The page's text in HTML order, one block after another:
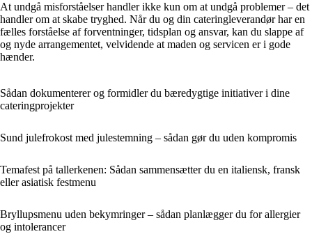
At undgå misforståelser handler ikke kun om at undgå problemer – det
handler om at skabe tryghed. Når du og din cateringleverandør har en
fælles forståelse af forventninger, tidsplan og ansvar, kan du slappe af
og nyde arrangementet, velvidende at maden og servicen er i gode
hænder.
Sådan dokumenterer og formidler du bæredygtige initiativer i dine
cateringprojekter
Sund julefrokost med julestemning – sådan gør du uden kompromis
Temafest på tallerkenen: Sådan sammensætter du en italiensk, fransk
eller asiatisk festmenu
Bryllupsmenu uden bekymringer – sådan planlægger du for allergier
og intolerancer